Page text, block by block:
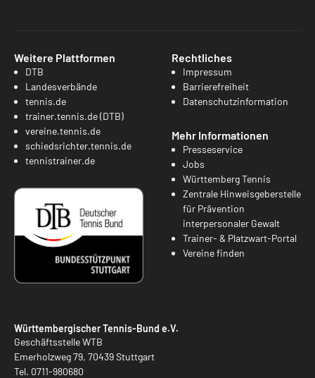
Weitere Plattformen
DTB
Landesverbände
tennis.de
trainer.tennis.de (DTB)
vereine.tennis.de
schiedsrichter.tennis.de
tennistrainer.de
Rechtliches
Impressum
Barrierefreiheit
Datenschutzinformation
Mehr Informationen
Presseservice
Jobs
Württemberg Tennis
Zentrale Hinweisgeberstelle
für Prävention
interpersonaler Gewalt
Trainer- & Platzwart-Portal
Vereine finden
Württembergischer Tennis-Bund e.V.
Geschäftsstelle WTB
Emerholzweg 79, 70439 Stuttgart
Tel. 0711-980680